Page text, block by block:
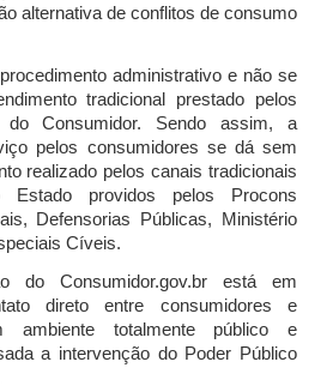
alternativa de conflitos de consumo
administrativo e não se
tradicional prestado pelos
Consumidor. Sendo assim, a
pelos consumidores se dá sem
realizado pelos canais tradicionais
Estado providos pelos Procons
Defensorias Públicas, Ministério
Cíveis.
do Consumidor.gov.br está em
direto entre consumidores e
ambiente totalmente público e
a intervenção do Poder Público